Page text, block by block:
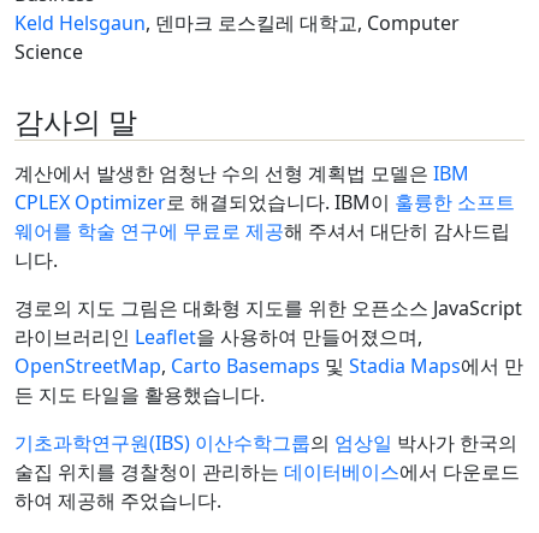
Keld Helsgaun, 덴마크 로스킬레 대학교, Computer
Science
감사의 말
계산에서 발생한 엄청난 수의 선형 계획법 모델은 IBM
CPLEX Optimizer로 해결되었습니다. IBM이 훌륭한 소프트
웨어를 학술 연구에 무료로 제공해 주셔서 대단히 감사드립
니다.
경로의 지도 그림은 대화형 지도를 위한 오픈소스 JavaScript
라이브러리인 Leaflet을 사용하여 만들어졌으며,
OpenStreetMap, Carto Basemaps 및 Stadia Maps에서 만
든 지도 타일을 활용했습니다.
기초과학연구원(IBS) 이산수학그룹의 엄상일 박사가 한국의
술집 위치를 경찰청이 관리하는 데이터베이스에서 다운로드
하여 제공해 주었습니다.